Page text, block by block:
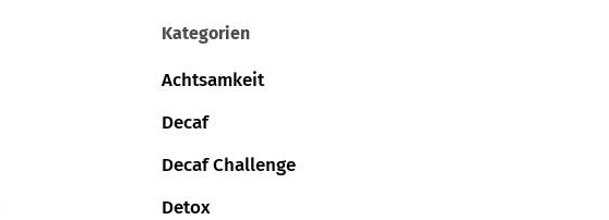
Kategorien
Achtsamkeit
Decaf
Decaf Challenge
Detox